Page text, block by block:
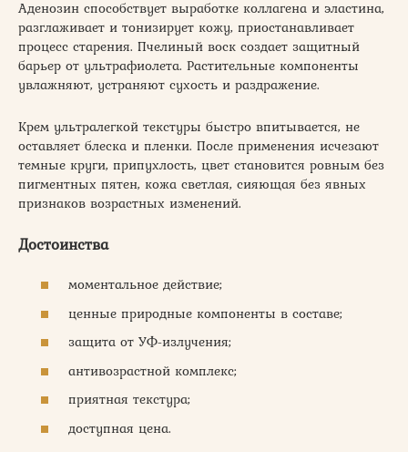
Аденозин способствует выработке коллагена и эластина,
разглаживает и тонизирует кожу, приостанавливает
процесс старения. Пчелиный воск создает защитный
барьер от ультрафиолета. Растительные компоненты
увлажняют, устраняют сухость и раздражение.
Крем ультралегкой текстуры быстро впитывается, не
оставляет блеска и пленки. После применения исчезают
темные круги, припухлость, цвет становится ровным без
пигментных пятен, кожа светлая, сияющая без явных
признаков возрастных изменений.
Достоинства
моментальное действие;
ценные природные компоненты в составе;
защита от УФ-излучения;
антивозрастной комплекс;
приятная текстура;
доступная цена.